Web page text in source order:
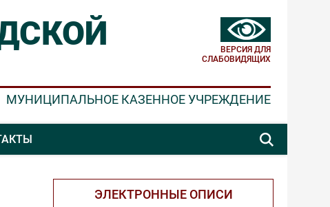
МУНИЦИПАЛЬНОЕ КАЗЕННОЕ УЧРЕЖДЕНИЕ
ВЕРСИЯ ДЛЯ
СЛАБОВИДЯЩИХ
ЭЛЕКТРОННЫЕ ОПИСИ